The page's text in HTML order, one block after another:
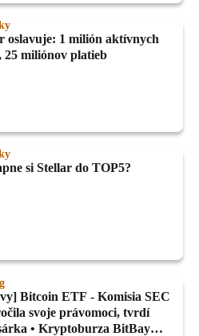
oslavuje: 1 milión aktívnych
25 miliónov platieb
si Stellar do TOP5?
Bitcoin ETF - Komisia SEC
svoje právomoci, tvrdí
• Kryptoburza BitBay